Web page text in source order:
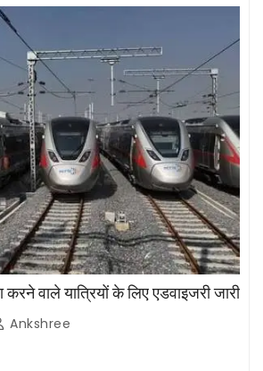
करने वाले यात्रियों के लिए एडवाइजरी जारी
Ankshree